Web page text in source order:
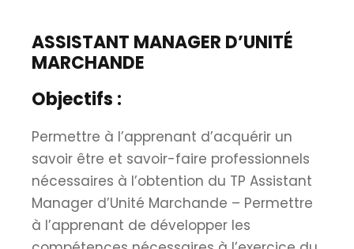
ASSISTANT MANAGER D’UNITÉ
MARCHANDE
Objectifs :
Permettre à l’apprenant d’acquérir un
savoir être et savoir-faire professionnels
nécessaires à l’obtention du TP Assistant
Manager d’Unité Marchande – Permettre
à l’apprenant de développer les